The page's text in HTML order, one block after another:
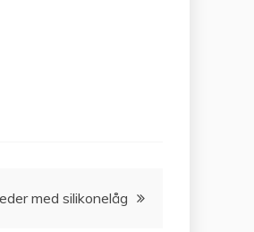
med silikonelåg